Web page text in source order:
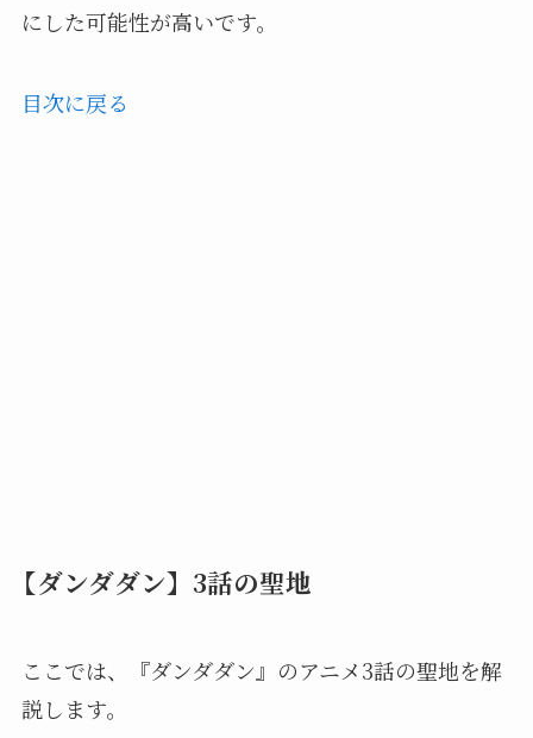
にした可能性が高いです。
目次に戻る
【ダンダダン】3話の聖地
ここでは、『ダンダダン』のアニメ3話の聖地を解
説します。